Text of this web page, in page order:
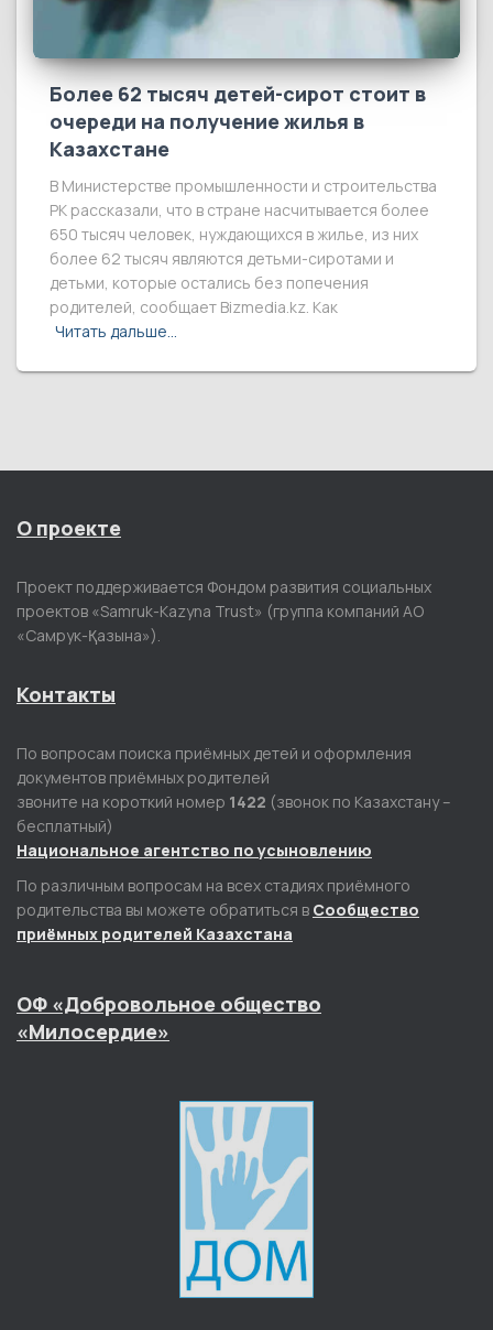
Более 62 тысяч детей-сирот стоит в
очереди на получение жилья в
Казахстане
В Министерстве промышленности и строительства
РК рассказали, что в стране насчитывается более
650 тысяч человек, нуждающихся в жилье, из них
более 62 тысяч являются детьми-сиротами и
детьми, которые остались без попечения
родителей, сообщает Bizmedia.kz. Как
Читать дальше…
О проекте
Проект поддерживается Фондом развития социальных
проектов «Samruk-Kazyna Trust» (группа компаний АО
«Самрук-Қазына»).
Контакты
По вопросам поиска приёмных детей и оформления
документов приёмных родителей
звоните на короткий номер 1422 (звонок по Казахстану –
бесплатный)
Национальное агентство по усыновлению
По различным вопросам на всех стадиях приёмного
родительства вы можете обратиться в Сообщество
приёмных родителей Казахстана
ОФ «Добровольное общество
«Милосердие»